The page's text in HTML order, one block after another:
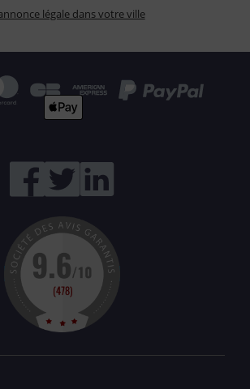
légale dans votre ville